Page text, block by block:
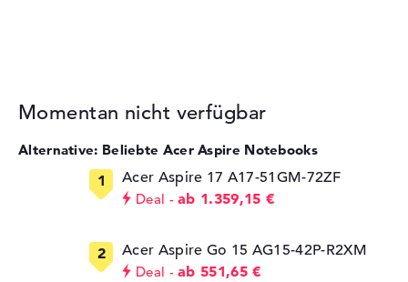
Momentan nicht verfügbar
Alternative: Beliebte Acer Aspire Notebooks
Acer Aspire 17 A17-51GM-72ZF
Deal ab 1.359,15 €
Acer Aspire Go 15 AG15-42P-R2XM
Deal ab 551,65 €